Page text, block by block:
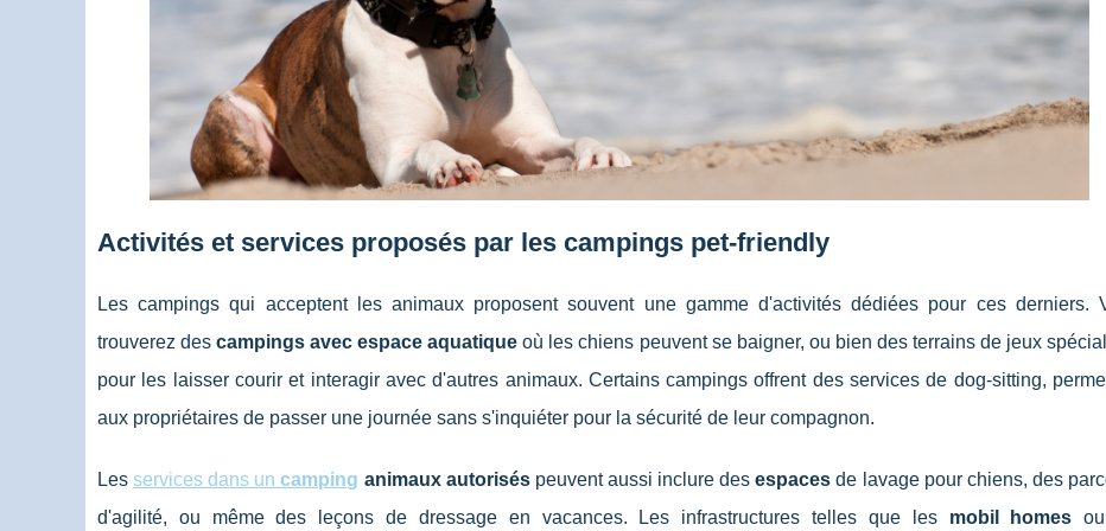
Activités et services proposés par les campings pet-friendly
Les campings qui acceptent les animaux proposent souvent une gamme d'activités dédiées pour ces derniers.
trouverez descampings avec espace aquatique où les chiens peuvent se baigner, ou bien des terrains de jeux
pour les laisser courir et interagir avec d'autres animaux. Certains campings offrent des services de dog-sitting,
aux propriétaires de passer une journée sans s'inquiéter pour la sécurité de leur compagnon.
Lesservices dans uncamping animaux autoriséspeuvent aussi inclure desespaces de lavage pour chiens, des
d'agilité, ou même des leçons de dressage en vacances. Les infrastructures telles que les mobil homes